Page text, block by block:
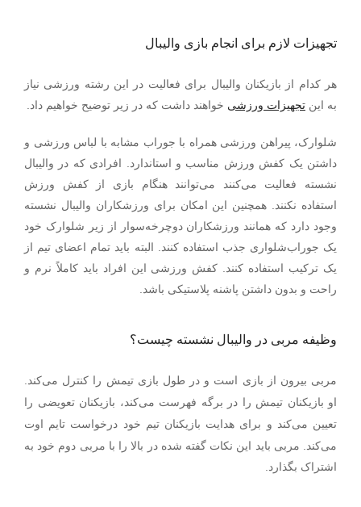
تجهیزات لازم برای انجام بازی والیبال
هر کدام از بازیکنان والیبال برای فعالیت در این رشته ورزشی نیاز
به این تجهیزات ورزشی خواهند داشت که در زیر توضیح خواهیم داد.
شلوارک، پیراهن ورزشی همراه با جوراب مشابه با لباس ورزشی و
داشتن یک کفش ورزش مناسب و استاندارد. افرادی که در والیبال
نشسته فعالیت می‌کنند می‌توانند هنگام بازی از کفش ورزش
استفاده نکنند. همچنین این امکان برای ورزشکاران والیبال نشسته
وجود دارد که همانند ورزشکاران دوچرخه‌سوار از زیر شلوارک خود
یک جوراب‌شلواری جذب استفاده کنند. البته باید تمام اعضای تیم از
یک ترکیب استفاده کنند. کفش ورزشی این افراد باید کاملاً نرم و
راحت و بدون داشتن پاشنه پلاستیکی باشد.
وظیفه مربی در والیبال نشسته چیست؟
مربی بیرون از بازی است و در طول بازی تیمش را کنترل می‌کند.
او بازیکنان تیمش را در برگه فهرست میکند، بازیکنان تعویضی را
تعیین میکند و برای هدایت بازیکنان تیم خود درخواست تایم اوت
می‌کند. مربی باید این نکات گفته شده در بالا را با مربی دوم خود به
اشتراک بگذارد.